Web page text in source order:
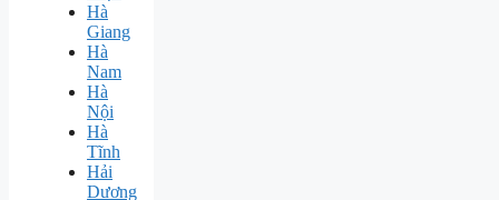
Hà
Giang
Hà
Nam
Hà
Nội
Hà
Tĩnh
Hải
Dương